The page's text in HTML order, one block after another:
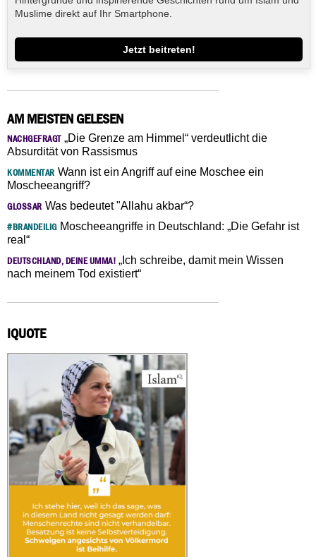
Muslime direkt auf Ihr Smartphone.
Jetzt beitreten!
AM MEISTEN GELESEN
NACHGEFRAGT„Die Grenze am Himmel“ verdeutlicht die
Absurdität von Rassismus
KOMMENTAR Wann ist ein Angriff auf eine Moschee ein
Moscheeangriff?
GLOSSAR Was bedeutet "Allahu akbar“?
#BRANDEILIGMoscheeangriffe in Deutschland: „Die Gefahr ist
real“
DEUTSCHLAND, DEINE UMMA! „Ich schreibe, damit mein Wissen
nach meinem Tod existiert“
IQUOTE